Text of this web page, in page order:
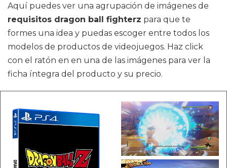
Aquí puedes ver una agrupación de imágenes de
requisitos dragon ball fighterz para que te
formes una idea y puedas escoger entre todos los
modelos de productos de videojuegos. Haz click
con el ratón en en una de las imágenes para ver la
ficha íntegra del producto y su precio.